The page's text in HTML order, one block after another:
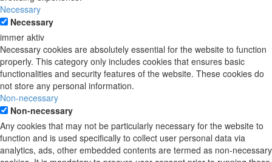
Necessary
Necessary
immer aktiv
Necessary cookies are absolutely essential for the website to function
properly. This category only includes cookies that ensures basic
functionalities and security features of the website. These cookies do
not store any personal information.
Non-necessary
Non-necessary
Any cookies that may not be particularly necessary for the website to
function and is used specifically to collect user personal data via
analytics, ads, other embedded contents are termed as non-necessary